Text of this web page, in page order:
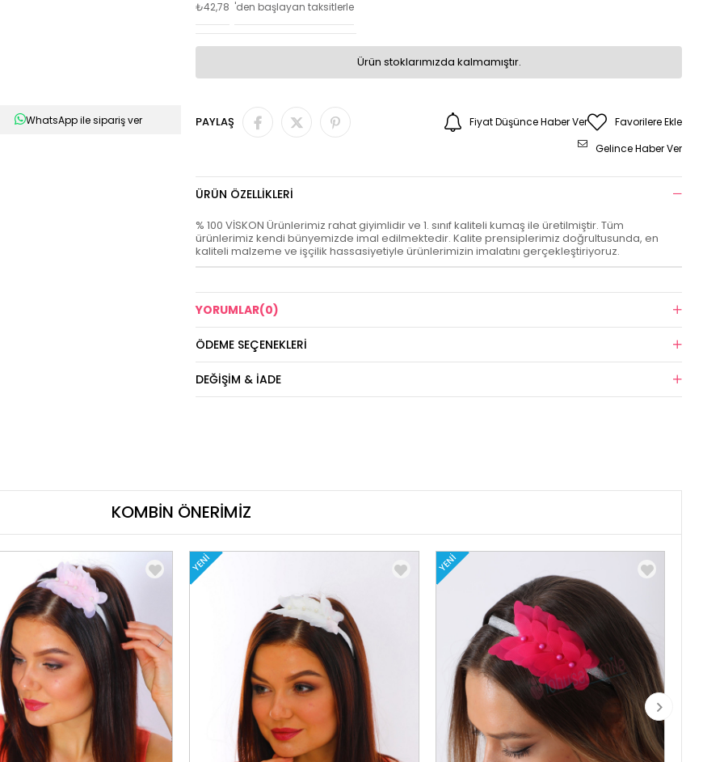
WhatsApp ile sipariş ver
₺42,78 'den başlayan taksitlerle
Ürün stoklarımızda kalmamıştır.
PAYLAŞ Favorilere Ekle
Fiyat Düşünce Haber Ver
Gelince Haber Ver
ÜRÜN ÖZELLIKLERI
% 100 VİSKON Ürünlerimiz rahat giyimlidir ve 1. sınıf kaliteli kumaş ile üretilmiştir. Tüm
ürünlerimiz kendi bünyemizde imal edilmektedir. Kalite prensiplerimiz doğrultusunda, en
kaliteli malzeme ve işçilik hassasiyetiyle ürünlerimizin imalatını gerçekleştiriyoruz.
YORUMLAR(0)
ÖDEME SEÇENEKLERI
DEĞIŞIM & İADE
KOMBİN ÖNERİMİZ
YENI YENI